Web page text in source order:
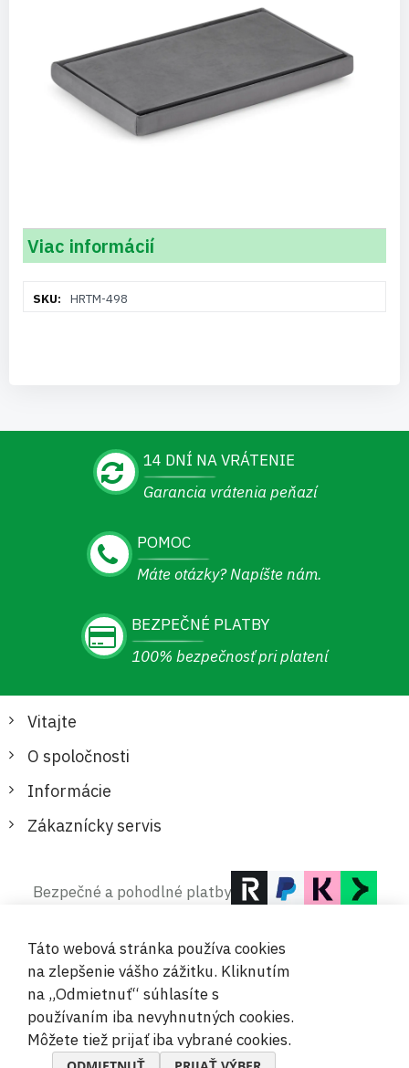
Viac informácií
informáciíHRTM-498
14 DNÍ NA VRÁTENIE
Garancia vrátenia peňazí
POMOC
Máte otázky? Napíšte nám.
BEZPEČNÉ PLATBY
100% bezpečnosť pri platení
Vitajte
O spoločnosti
Informácie
Zákaznícky servis
Bezpečné a pohodlné platby
© 2019-2026 Megamix s.r.o.
Táto webová stránka používa cookies
na zlepšenie vášho zážitku. Kliknutím
na „Odmietnuť“ súhlasíte s
používaním iba nevyhnutných cookies.
Môžete tiež prijať iba vybrané cookies.